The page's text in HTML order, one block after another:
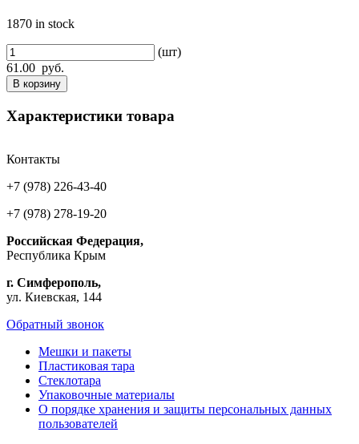
1870 in stock
(шт)
61.00 руб.
В корзину
Характеристики товара
Контакты
+7 (978) 226-43-40
+7 (978) 278-19-20
Российская Федерация,
Республика Крым
г. Симферополь,
ул. Киевская, 144
Обратный звонок
Мешки и пакеты
Пластиковая тара
Стеклотара
Упаковочные материалы
О порядке хранения и защиты персональных данных
пользователей